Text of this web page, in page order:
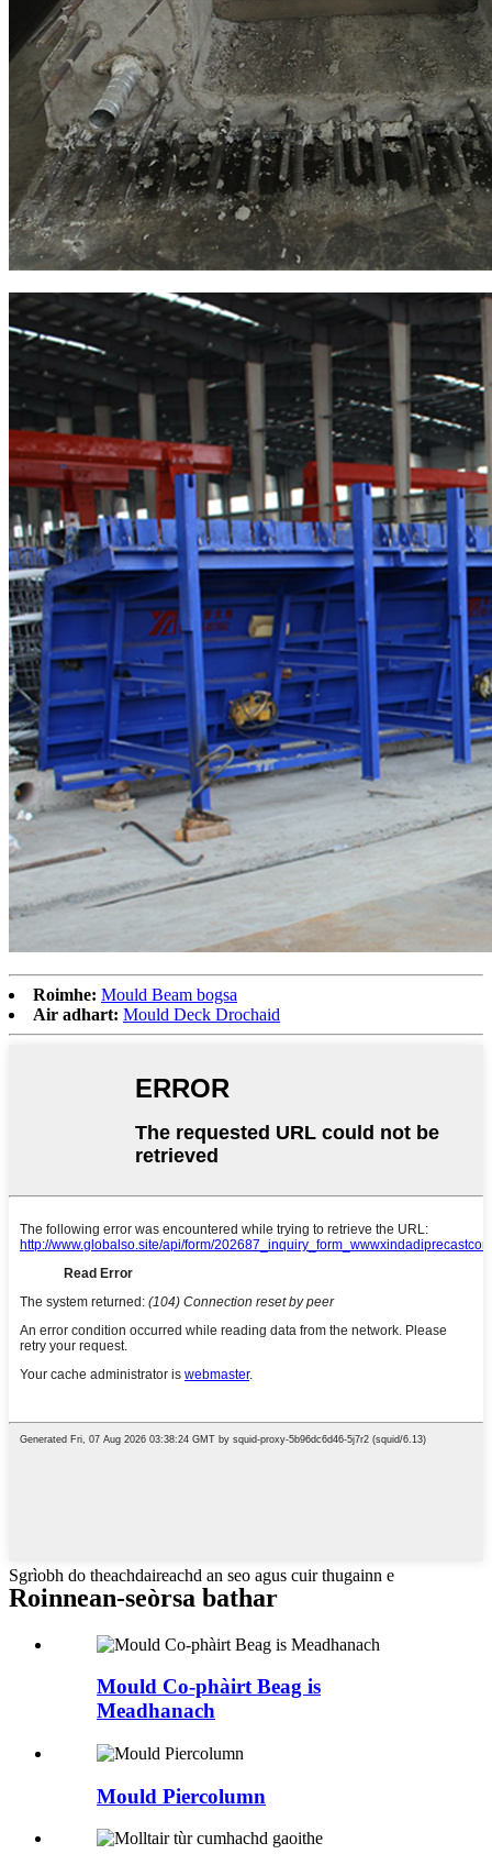
Roimhe: Mould Beam bogsa
Air adhart: Mould Deck Drochaid
Sgrìobh do theachdaireachd an seo agus cuir thugainn e
Roinnean-seòrsa bathar
Mould Co-phàirt Beag is
Meadhanach
Mould Piercolumn